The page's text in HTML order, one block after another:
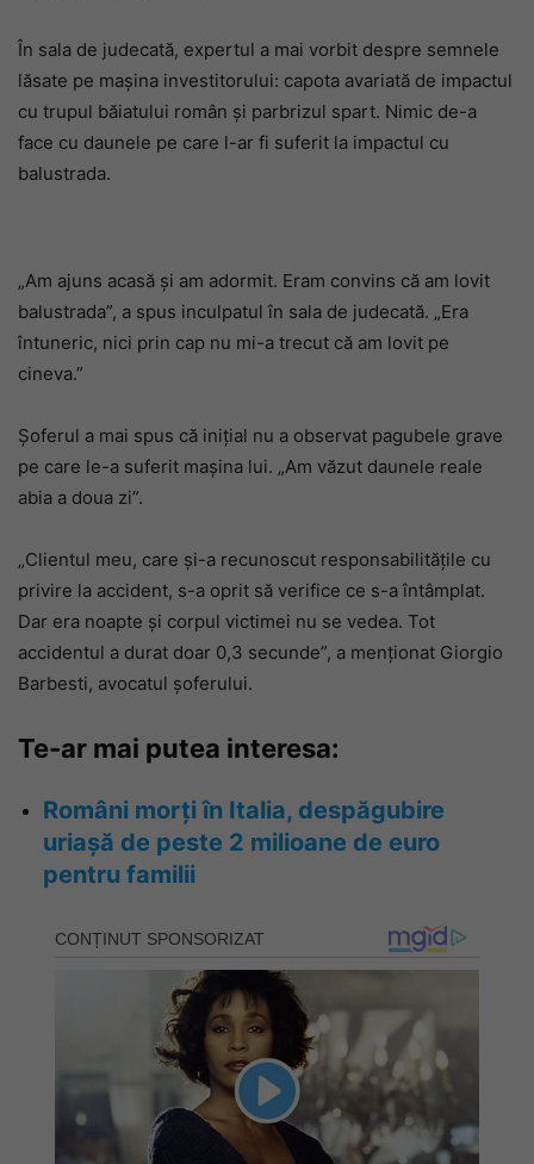
În sala de judecată, expertul a mai vorbit despre semnele
lăsate pe mașina investitorului: capota avariată de impactul
cu trupul băiatului român și parbrizul spart. Nimic de-a
face cu daunele pe care l-ar fi suferit la impactul cu
balustrada.
„Am ajuns acasă și am adormit. Eram convins că am lovit
balustrada”, a spus inculpatul în sala de judecată. „Era
întuneric, nici prin cap nu mi-a trecut că am lovit pe
cineva.”
Șoferul a mai spus că inițial nu a observat pagubele grave
pe care le-a suferit mașina lui. „Am văzut daunele reale
abia a doua zi”.
„Clientul meu, care și-a recunoscut responsabilitățile cu
privire la accident, s-a oprit să verifice ce s-a întâmplat.
Dar era noapte și corpul victimei nu se vedea. Tot
accidentul a durat doar 0,3 secunde”, a menționat Giorgio
Barbesti, avocatul șoferului.
Te-ar mai putea interesa:
Români morți în Italia, despăgubire
uriașă de peste 2 milioane de euro
pentru familii